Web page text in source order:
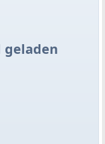
geladen